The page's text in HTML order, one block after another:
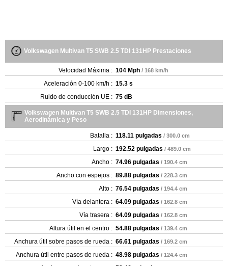
Volkswagen Multivan T5 SWB 2.5 TDI 131HP Prestaciones
Velocidad Máxima : 104 Mph / 168 km/h
Aceleración 0-100 km/h : 15.3 s
Ruido de conducción UE : 75 dB
Volkswagen Multivan T5 SWB 2.5 TDI 131HP Dimensiones,
Aerodinámica y Peso
Batalla : 118.11 pulgadas / 300.0 cm
Largo : 192.52 pulgadas / 489.0 cm
Ancho : 74.96 pulgadas / 190.4 cm
Ancho con espejos : 89.88 pulgadas / 228.3 cm
Alto : 76.54 pulgadas / 194.4 cm
Vía delantera : 64.09 pulgadas / 162.8 cm
Vía trasera : 64.09 pulgadas / 162.8 cm
Altura útil en el centro : 54.88 pulgadas / 139.4 cm
Anchura útil sobre pasos de rueda : 66.61 pulgadas / 169.2 cm
Anchura útil entre pasos de rueda : 48.98 pulgadas / 124.4 cm